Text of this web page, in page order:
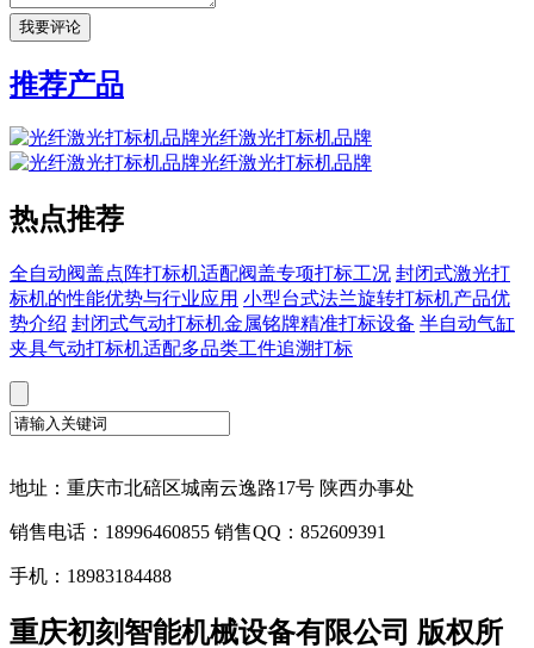
推荐产品
光纤激光打标机品牌
光纤激光打标机品牌
热点推荐
全自动阀盖点阵打标机适配阀盖专项打标工况 封闭式激光打
标机的性能优势与行业应用 小型台式法兰旋转打标机产品优
势介绍 封闭式气动打标机金属铭牌精准打标设备 半自动气缸
夹具气动打标机适配多品类工件追溯打标
地址：重庆市北碚区城南云逸路17号 陕西办事处
销售电话：18996460855 销售QQ：852609391
手机：18983184488
重庆初刻智能机械设备有限公司 版权所